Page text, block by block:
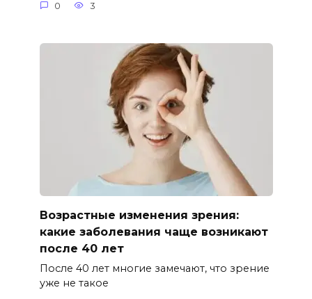
0 3
Возрастные изменения зрения:
какие заболевания чаще возникают
после 40 лет
После 40 лет многие замечают, что зрение
уже не такое